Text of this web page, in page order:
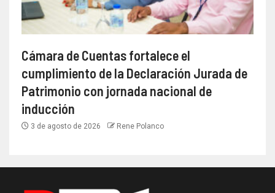
Cámara de Cuentas fortalece el
cumplimiento de la Declaración Jurada de
Patrimonio con jornada nacional de
inducción
3 de agosto de 2026 Rene Polanco